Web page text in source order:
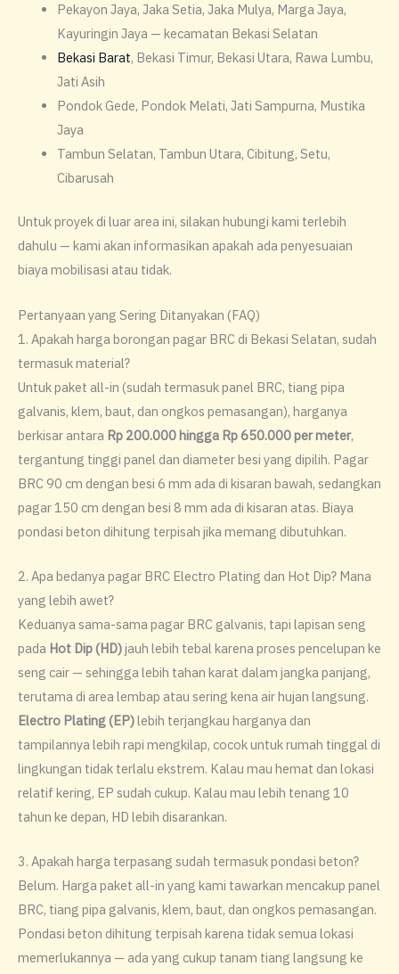
Pekayon Jaya, Jaka Setia, Jaka Mulya, Marga Jaya,
Kayuringin Jaya — kecamatan Bekasi Selatan
Bekasi Barat, Bekasi Timur, Bekasi Utara, Rawa Lumbu,
Jati Asih
Pondok Gede, Pondok Melati, Jati Sampurna, Mustika
Jaya
Tambun Selatan, Tambun Utara, Cibitung, Setu,
Cibarusah
Untuk proyek di luar area ini, silakan hubungi kami terlebih
dahulu — kami akan informasikan apakah ada penyesuaian
biaya mobilisasi atau tidak.
Pertanyaan yang Sering Ditanyakan (FAQ)
1. Apakah harga borongan pagar BRC di Bekasi Selatan, sudah
termasuk material?
Untuk paket all-in (sudah termasuk panel BRC, tiang pipa
galvanis, klem, baut, dan ongkos pemasangan), harganya
berkisar antara Rp 200.000 hingga Rp 650.000 per meter,
tergantung tinggi panel dan diameter besi yang dipilih. Pagar
BRC 90 cm dengan besi 6 mm ada di kisaran bawah, sedangkan
pagar 150 cm dengan besi 8 mm ada di kisaran atas. Biaya
pondasi beton dihitung terpisah jika memang dibutuhkan.
2. Apa bedanya pagar BRC Electro Plating dan Hot Dip? Mana
yang lebih awet?
Keduanya sama-sama pagar BRC galvanis, tapi lapisan seng
pada Hot Dip (HD)jauh lebih tebal karena proses pencelupan ke
seng cair — sehingga lebih tahan karat dalam jangka panjang,
terutama di area lembap atau sering kena air hujan langsung.
Electro Plating (EP)lebih terjangkau harganya dan
tampilannya lebih rapi mengkilap, cocok untuk rumah tinggal di
lingkungan tidak terlalu ekstrem. Kalau mau hemat dan lokasi
relatif kering, EP sudah cukup. Kalau mau lebih tenang 10
tahun ke depan, HD lebih disarankan.
3. Apakah harga terpasang sudah termasuk pondasi beton?
Belum. Harga paket all-in yang kami tawarkan mencakup panel
BRC, tiang pipa galvanis, klem, baut, dan ongkos pemasangan.
Pondasi beton dihitung terpisah karena tidak semua lokasi
memerlukannya — ada yang cukup tanam tiang langsung ke